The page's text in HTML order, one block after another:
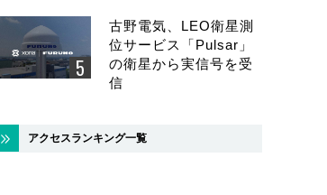
古野電気、LEO衛星測
位サービス「Pulsar」
の衛星から実信号を受
信
アクセスランキング一覧